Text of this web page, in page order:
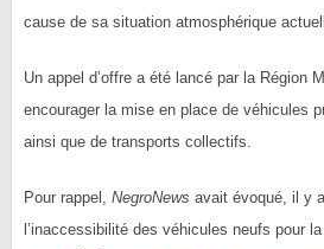
cause de sa situation atmosphérique
Un appel d’offre a été lancé par la Région
encourager la mise en place de véhicules
ainsi que de transports collectifs.
Pour rappel, NegroNews avait évoqué, il y
l’inaccessibilité des véhicules neufs pour